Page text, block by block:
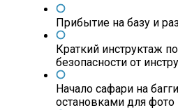
Прибытие на базу и
Краткий инструктаж
безопасности от
Начало сафари на
остановками для фото